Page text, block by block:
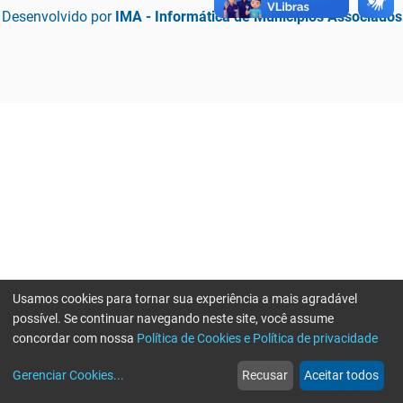
Desenvolvido por IMA - Informática de Municípios Associados
web
Notícias
more_horiz
Mais
Usamos cookies para tornar sua experiência a mais agradável
possível. Se continuar navegando neste site, você assume
concordar com nossa Política de Cookies e Política de privacidade
Gerenciar Cookies... Recusar Aceitar todos
Erro ao enviar informações, por favor tente novamente